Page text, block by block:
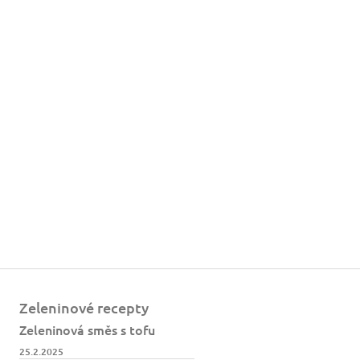
Zeleninové recepty
Zeleninová směs s tofu
25.2.2025